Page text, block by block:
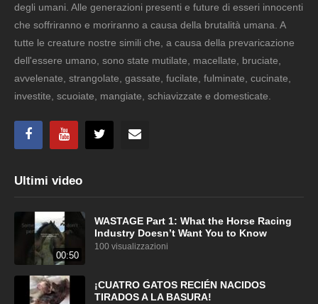
degli umani. Alle generazioni presenti e future di esseri innocenti
che soffriranno e moriranno a causa della brutalità umana. A
tutte le creature nostre simili che, a causa della prevaricazione
dell'essere umano, sono state mutilate, macellate, bruciate,
avvelenate, strangolate, gassate, fucilate, fulminate, cucinate,
investite, scuoiate, mangiate, schiavizzate e domesticate.
Ultimi video
00:50
WASTAGE Part 1: What the Horse Racing
Industry Doesn’t Want You to Know
100 visualizzazioni
¡CUATRO GATOS RECIÉN NACIDOS
TIRADOS A LA BASURA!